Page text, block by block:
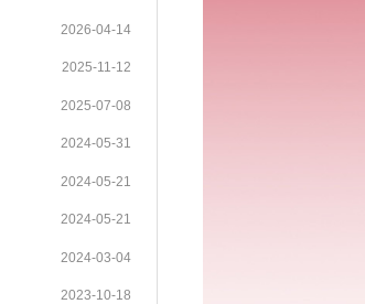
2026-04-14
2025-11-12
2025-07-08
2024-05-31
2024-05-21
2024-05-21
2024-03-04
2023-10-18